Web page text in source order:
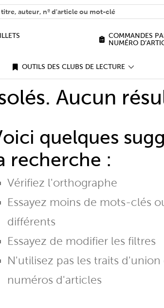
find?
COMMANDES
NUMÉRO
OUTILS DES CLUBS DE LECTURE
Aucun
quelques
recherche :
Vérifiez l'orthographe
Essayez moins de mots-clés
différents
Essayez de modifier les filtres
N'utilisez pas les traits d'union
numéros d'articles